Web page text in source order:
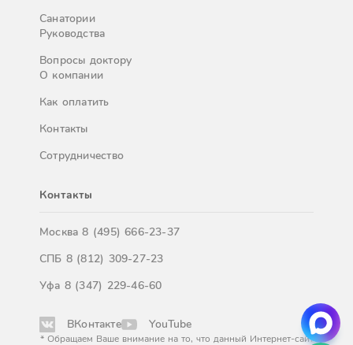
Санатории
Руководства
Вопросы доктору
О компании
Как оплатить
Контакты
Сотрудничество
Контакты
Москва8 (495) 666-23-37
СПБ 8 (812) 309-27-23
Уфа 8 (347) 229-46-60
ВКонтакте YouTube
* Обращаем Ваше внимание на то, что данный Интернет-сайт